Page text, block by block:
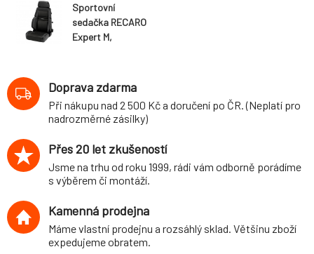
Sportovní
sedačka RECARO
Expert M,
Dynamica
Doprava zdarma
Při nákupu nad 2 500 Kč a doručení po ČR. (Neplatí pro
nadrozměrné zásilky)
Přes 20 let zkušeností
Jsme na trhu od roku 1999, rádi vám odborně porádíme
s výběrem či montáží.
Kamenná prodejna
Máme vlastní prodejnu a rozsáhlý sklad. Většinu zboží
expedujeme obratem.